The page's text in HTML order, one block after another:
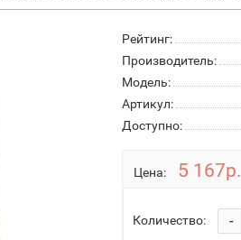
Рейтинг:
Производитель:
Модель:
Артикул:
Доступно:
Цена: 5 167р.
Количество: -